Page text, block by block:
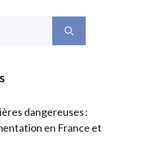
dangereuses :
en France et